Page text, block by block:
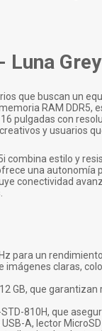
Luna Grey
que buscan un
RAM
pulgadas con
y usuarios
combina estilo y
una
conectividad
para un
imágenes claras,
GB, que
810H, que
A, lector